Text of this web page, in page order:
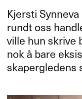
Kjersti
rundt oss
ville hun skrive
nok å bare
skapergledens